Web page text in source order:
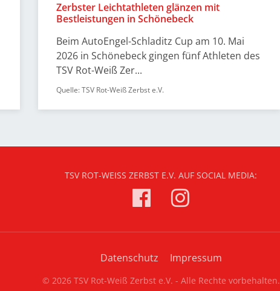
Zerbster Leichtathleten glänzen mit
Bestleistungen in Schönebeck
Beim AutoEngel-Schladitz Cup am 10. Mai
2026 in Schönebeck gingen fünf Athleten des
TSV Rot-Weiß Zer...
Quelle: TSV Rot-Weiß Zerbst e.V.
TSV ROT-WEISS ZERBST E.V. AUF SOCIAL MEDIA:
Datenschutz Impressum
© 2026 TSV Rot-Weiß Zerbst e.V. - Alle Rechte vorbehalten.